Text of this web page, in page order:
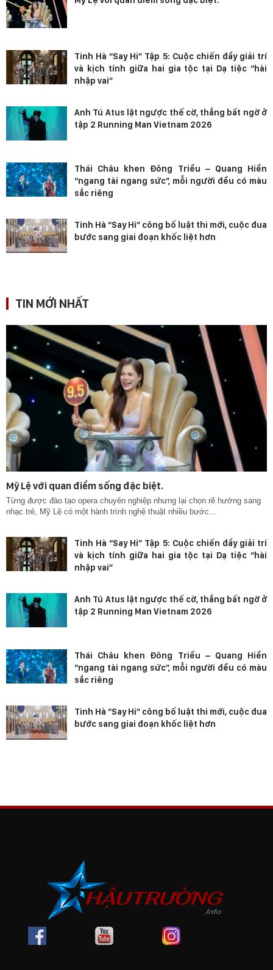
Tinh Hà “Say Hi” Tập 5: Cuộc chiến đầy giải trí
và kịch tính giữa hai gia tộc tại Dạ tiệc “hài
nhập vai”
Anh Tú Atus lật ngược thế cờ, thắng bất ngờ ở
tập 2 Running Man Vietnam 2026
Thái Châu khen Đông Triều – Quang Hiền
“ngang tài ngang sức”, mỗi người đều có màu
sắc riêng
Tinh Hà “Say Hi” công bố luật thi mới, cuộc đua
bước sang giai đoạn khốc liệt hơn
TIN MỚI NHẤT
Mỹ Lệ với quan điểm sống đặc biệt.
Từng được đào tạo opera chuyên nghiệp nhưng lại chọn rẽ hướng sang
nhạc trẻ, Mỹ Lệ có một hành trình nghệ thuật nhiều bước...
Tinh Hà “Say Hi” Tập 5: Cuộc chiến đầy giải trí
và kịch tính giữa hai gia tộc tại Dạ tiệc “hài
nhập vai”
Anh Tú Atus lật ngược thế cờ, thắng bất ngờ ở
tập 2 Running Man Vietnam 2026
Thái Châu khen Đông Triều – Quang Hiền
“ngang tài ngang sức”, mỗi người đều có màu
sắc riêng
Tinh Hà “Say Hi” công bố luật thi mới, cuộc đua
bước sang giai đoạn khốc liệt hơn